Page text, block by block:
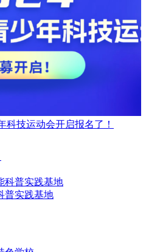
科技运动会开启报名了！
普实践基地